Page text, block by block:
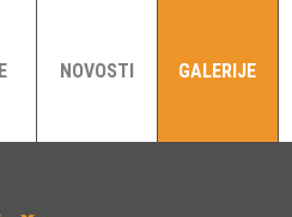
NOVOSTI GALERIJE